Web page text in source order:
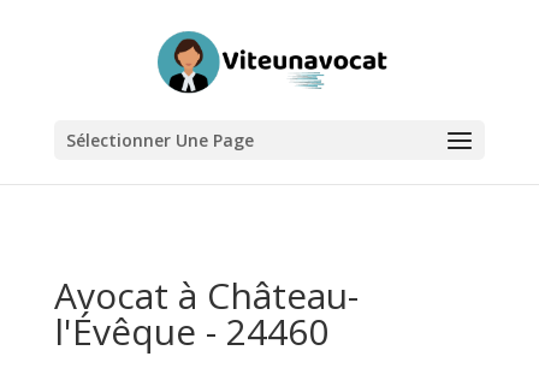
Sélectionner Une Page
Avocat à Château-
l'Évêque - 24460